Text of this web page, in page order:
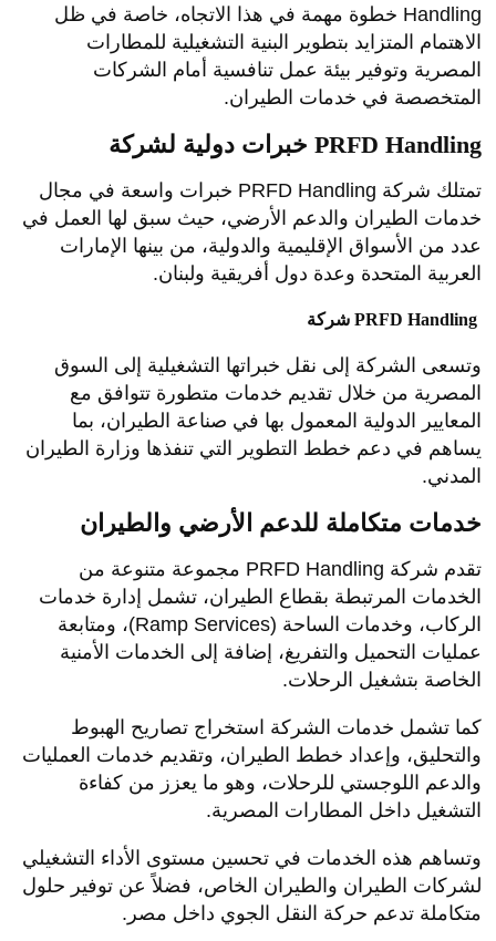
Handling خطوة مهمة في هذا الاتجاه، خاصة في ظل
الاهتمام المتزايد بتطوير البنية التشغيلية للمطارات
المصرية وتوفير بيئة عمل تنافسية أمام الشركات
المتخصصة في خدمات الطيران.
خبرات دولية لشركة PRFD Handling
تمتلك شركة PRFD Handling خبرات واسعة في مجال
خدمات الطيران والدعم الأرضي، حيث سبق لها العمل في
عدد من الأسواق الإقليمية والدولية، من بينها الإمارات
العربية المتحدة وعدة دول أفريقية ولبنان.
شركة PRFD Handling
وتسعى الشركة إلى نقل خبراتها التشغيلية إلى السوق
المصرية من خلال تقديم خدمات متطورة تتوافق مع
المعايير الدولية المعمول بها في صناعة الطيران، بما
يساهم في دعم خطط التطوير التي تنفذها وزارة الطيران
المدني.
خدمات متكاملة للدعم الأرضي والطيران
تقدم شركة PRFD Handling مجموعة متنوعة من
الخدمات المرتبطة بقطاع الطيران، تشمل إدارة خدمات
الركاب، وخدمات الساحة (Ramp Services)، ومتابعة
عمليات التحميل والتفريغ، إضافة إلى الخدمات الأمنية
الخاصة بتشغيل الرحلات.
كما تشمل خدمات الشركة استخراج تصاريح الهبوط
والتحليق، وإعداد خطط الطيران، وتقديم خدمات العمليات
والدعم اللوجستي للرحلات، وهو ما يعزز من كفاءة
التشغيل داخل المطارات المصرية.
وتساهم هذه الخدمات في تحسين مستوى الأداء التشغيلي
لشركات الطيران والطيران الخاص، فضلاً عن توفير حلول
متكاملة تدعم حركة النقل الجوي داخل مصر.